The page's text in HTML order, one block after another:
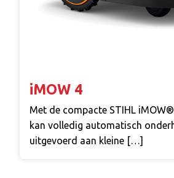
iMOW 4
Met de compacte STIHL
kan volledig automatisch
uitgevoerd aan kleine […]